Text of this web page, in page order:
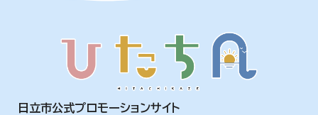
日立市公式プロモーションサイト